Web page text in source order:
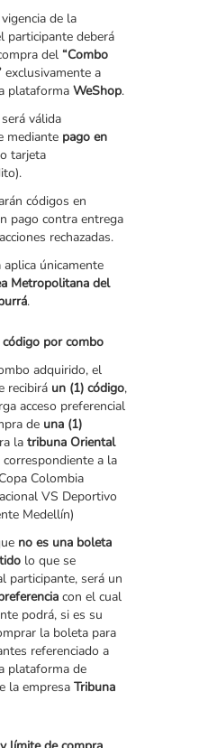
de la
participante deberá
del “Combo
exclusivamente a
plataforma WeShop.
válida
mediante pago en
tarjeta
códigos en
pago contra entrega
rechazadas.
únicamente
Metropolitana del
.
por combo
adquirido, el
recibirá un (1) código,
acceso preferencial
de una (1)
la tribuna Oriental
a la
Colombia
VS Deportivo
Medellín)
no es una boleta
lo que se
participante, será un
con el cual
podrá, si es su
la boleta para
referenciado a
plataforma de
la empresa Tribuna